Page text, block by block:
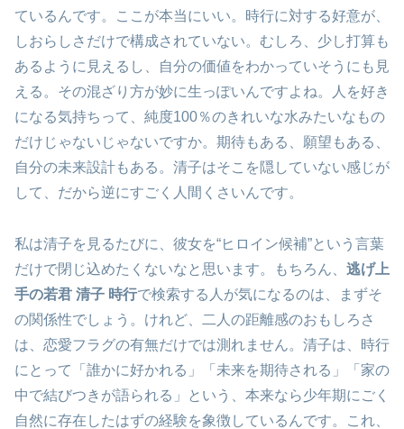
ているんです。ここが本当にいい。時行に対する好意が、
しおらしさだけで構成されていない。むしろ、少し打算も
あるように見えるし、自分の価値をわかっていそうにも見
える。その混ざり方が妙に生っぽいんですよね。人を好き
になる気持ちって、純度100％のきれいな水みたいなもの
だけじゃないじゃないですか。期待もある、願望もある、
自分の未来設計もある。清子はそこを隠していない感じが
して、だから逆にすごく人間くさいんです。
私は清子を見るたびに、彼女を“ヒロイン候補”という言葉
だけで閉じ込めたくないなと思います。もちろん、 逃げ上
手の若君 清子 時行で検索する人が気になるのは、まずそ
の関係性でしょう。けれど、二人の距離感のおもしろさ
は、恋愛フラグの有無だけでは測れません。清子は、時行
にとって「誰かに好かれる」「未来を期待される」「家の
中で結びつきが語られる」という、本来なら少年期にごく
自然に存在したはずの経験を象徴しているんです。これ、